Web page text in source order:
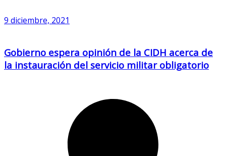
9 diciembre, 2021
Gobierno espera opinión de la CIDH acerca de
la instauración del servicio militar obligatorio